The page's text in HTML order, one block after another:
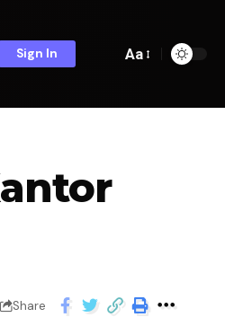
Sign In Aa
Share